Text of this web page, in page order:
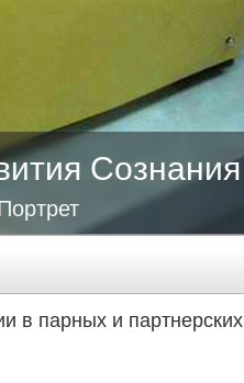
Сознания
в парных и партнерских